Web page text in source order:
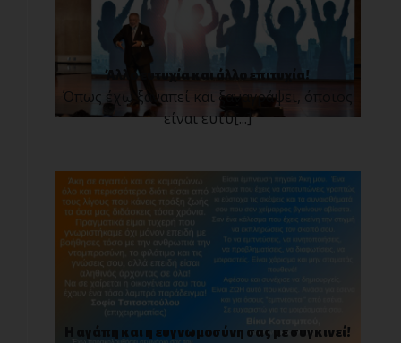
Άλλο ευτυχία και άλλο επιτυχία!
Όπως έχω ξαναπεί και ξαναγράψει, όποιος
είναι ευτυ[...]
Η αγάπη και η ευγνωμοσύνη σας με συγκινεί!